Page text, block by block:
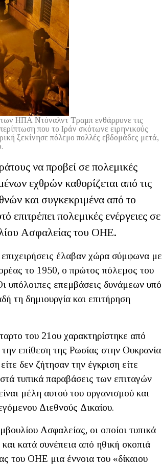
ΗΠΑ Ντόναλντ Τραμπ ενθάρρυνε τις
που το Ιράν σκότωνε ειρηνικούς
ξεκίνησε πόλεμο πολλές εβδομάδες μετά,
να προβεί σε πολεμικές
εχθρών καθορίζεται από τις
και συγκεκριμένα από το
πολεμικές ενέργειες σε
Ασφαλείας του ΟΗΕ.
έλαβαν χώρα σύμφωνα με
το 1950, ο πρώτος πόλεμος του
επεμβάσεις δυνάμεων υπό
τη δημιουργία και επιτήρηση
του 21ου χαρακτηρίστηκε από
επίθεση της Ρωσίας στην Ουκρανία
δεν ζήτησαν την έγκριση είτε
τυπικά παραβάσεις των επιταγών
μέλη αυτού του οργανισμού και
Διεθνούς Δικαίου.
Ασφαλείας, οι οποίοι τυπικά
και κατά συνέπεια από ηθική σκοπιά
του ΟΗΕ μια έννοια του «δίκαιου